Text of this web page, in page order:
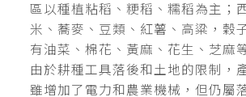
區以種植粘稻、粳稻、糯稻為主；
米、蕎麥、豆類、紅薯、高粱，穀
有油菜、棉花、黃麻、花生、芝麻
由於耕種工具落後和土地的限制，
雖增加了電力和農業機械，但仍屬